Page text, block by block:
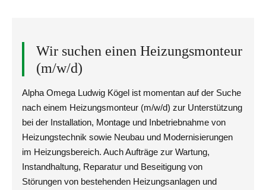
Wir suchen einen Heizungsmonteur
(m/w/d)
Alpha Omega Ludwig Kögel ist momentan auf der Suche
nach einem Heizungsmonteur (m/w/d) zur Unterstützung
bei der Installation, Montage und Inbetriebnahme von
Heizungstechnik sowie Neubau und Modernisierungen
im Heizungsbereich. Auch Aufträge zur Wartung,
Instandhaltung, Reparatur und Beseitigung von
Störungen von bestehenden Heizungsanlagen und